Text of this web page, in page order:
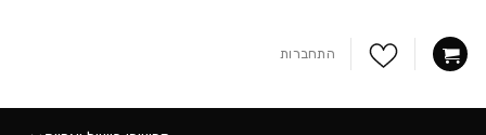
content
התחברות